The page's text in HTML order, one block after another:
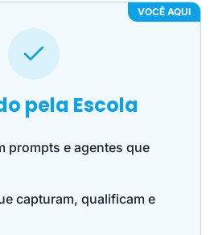
VOCÊ AQUI
pela Escola
prompts e agentes que
capturam, qualificam e